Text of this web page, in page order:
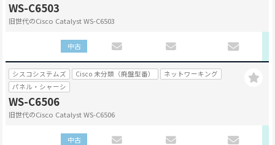
WS-C6503
旧世代のCisco Catalyst WS-C6503
中古
シスコシステムズ Cisco 未分類（廃盤型番）
ネットワーキング
パネル・シャーシ
WS-C6506
旧世代のCisco Catalyst WS-C6506
中古